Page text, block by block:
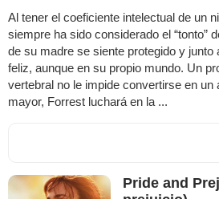
Al tener el coeficiente intelectual de un
siempre ha sido considerado el “tonto”
de su madre se siente protegido y junto
feliz, aunque en su propio mundo. Un
vertebral no le impide convertirse en un
mayor, Forrest luchará en la ...
Pride and